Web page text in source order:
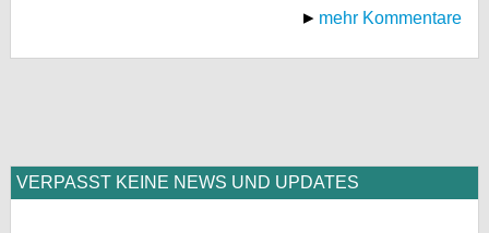
mehr Kommentare
VERPASST KEINE NEWS UND UPDATES